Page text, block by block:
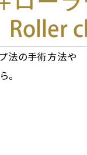
法の手術方法や
。